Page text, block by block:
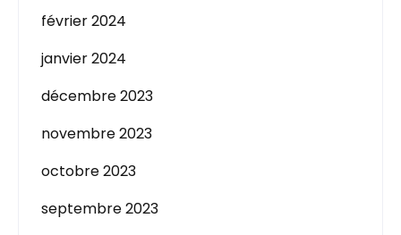
février 2024
janvier 2024
décembre 2023
novembre 2023
octobre 2023
septembre 2023